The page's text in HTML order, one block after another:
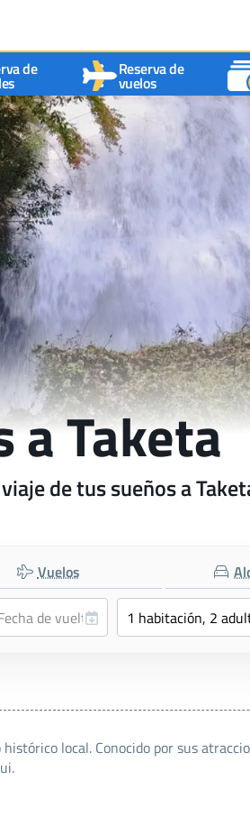
de Reserva de
vuelos
a Taketa
de tus sueños a
Vuelos
local. Conocido por sus